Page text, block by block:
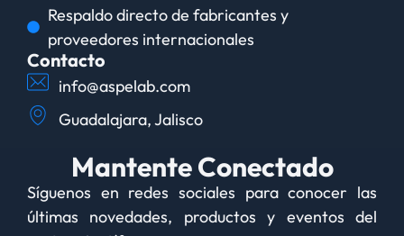
Respaldo directo de fabricantes y
proveedores internacionales
Contacto
info@aspelab.com
Guadalajara, Jalisco
Mantente Conectado
Síguenos en redes sociales para conocer las
últimas novedades, productos y eventos del